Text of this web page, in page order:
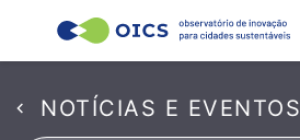
NOTÍCIAS E EVENTOS